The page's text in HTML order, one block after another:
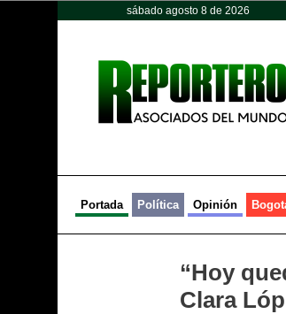
sábado agosto 8 de 2026
Portada Política Opinión
“Hoy
Clara
Opinión Política